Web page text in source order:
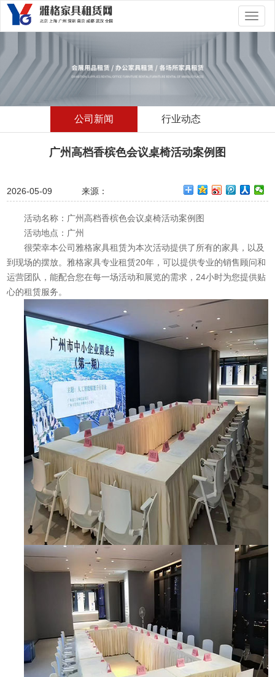
切
换
航
公司新闻 行业动态
广州高档香槟色会议桌椅活动案例图
2026-05-09 来源：
活动名称：广州高档香槟色会议桌椅活动案例图
活动地点：广州
很荣幸本公司雅格家具租赁为本次活动提供了所有的家具，以及
到现场的摆放。雅格家具专业租赁20年，可以提供专业的销售顾问和
运营团队，能配合您在每一场活动和展览的需求，24小时为您提供贴
心的租赁服务。